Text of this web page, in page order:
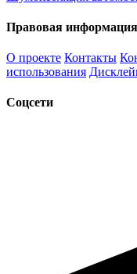
Правовая информация
О проекте Контакты
использования
Соцсети